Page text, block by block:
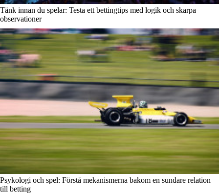
Tänk innan du spelar: Testa ett bettingtips med logik och skarpa
observationer
Psykologi och spel: Förstå mekanismerna bakom en sundare relation
till betting